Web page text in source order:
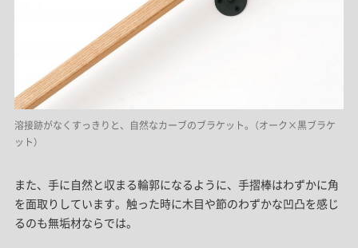
溶接跡がなくすっきりと、自然なカーブのブラケット。（オーク×黒ブラケ
ット）
また、手に自然と収まる輪郭になるように、手摺棒はわずかに角
を面取りしています。触った時に木目や節のわずかな凹凸を感じ
るのも無垢材ならでは。